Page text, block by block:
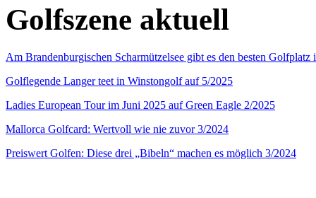
Golfszene aktuell
Am Brandenburgischen Scharmützelsee gibt es den besten
Golflegende Langer teet in Winstongolf auf 5/2025
Ladies European Tour im Juni 2025 auf Green Eagle 2/2025
Mallorca Golfcard: Wertvoll wie nie zuvor 3/2024
Preiswert Golfen: Diese drei „Bibeln“ machen es möglich 3/2024